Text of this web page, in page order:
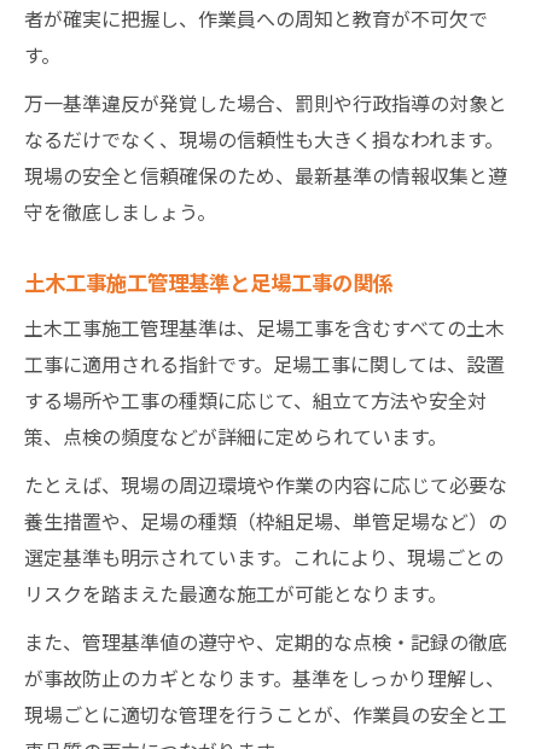
者が確実に把握し、作業員への周知と教育が不可欠で
す。
万一基準違反が発覚した場合、罰則や行政指導の対象と
なるだけでなく、現場の信頼性も大きく損なわれます。
現場の安全と信頼確保のため、最新基準の情報収集と遵
守を徹底しましょう。
土木工事施工管理基準と足場工事の関係
土木工事施工管理基準は、足場工事を含むすべての土木
工事に適用される指針です。足場工事に関しては、設置
する場所や工事の種類に応じて、組立て方法や安全対
策、点検の頻度などが詳細に定められています。
たとえば、現場の周辺環境や作業の内容に応じて必要な
養生措置や、足場の種類（枠組足場、単管足場など）の
選定基準も明示されています。これにより、現場ごとの
リスクを踏まえた最適な施工が可能となります。
また、管理基準値の遵守や、定期的な点検・記録の徹底
が事故防止のカギとなります。基準をしっかり理解し、
現場ごとに適切な管理を行うことが、作業員の安全と工